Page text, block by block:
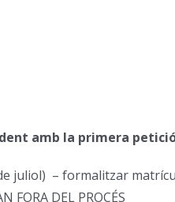
amb la primera
juliol) – formalitzar
FORA DEL PROCÉS